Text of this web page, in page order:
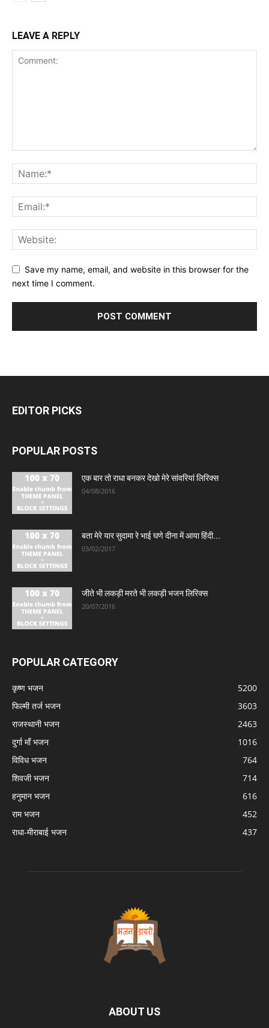
LEAVE A REPLY
Save my name, email, and website in this browser for the
next time I comment.
EDITOR PICKS
POPULAR POSTS
एक बार तो राधा बनकर देखो मेरे सांवरियां लिरिक्स
04/08/2016
बता मेरे यार सुदामा रे भाई घणे दीना में आया हिंदी...
03/02/2017
जीते भी लकड़ी मरते भी लकड़ी भजन लिरिक्स
20/07/2016
POPULAR CATEGORY
कृष्ण भजन
5200
फिल्मी तर्ज भजन
3603
राजस्थानी भजन
2463
दुर्गा माँ भजन
1016
विविध भजन
764
शिवजी भजन
714
हनुमान भजन
616
राम भजन
452
राधा-मीराबाई भजन
437
ABOUT US